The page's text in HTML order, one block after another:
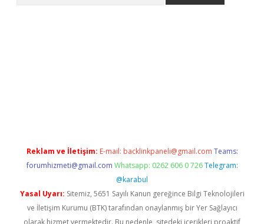
Reklam ve İletişim: E-mail: backlinkpaneli@gmail.com Teams:
forumhizmeti@gmail.com Whatsapp: 0262 606 0 726 Telegram:
@karabul
Yasal Uyarı: Sitemiz, 5651 Sayılı Kanun gereğince Bilgi Teknolojileri
ve İletişim Kurumu (BTK) tarafından onaylanmış bir Yer Sağlayıcı
olarak hizmet vermektedir. Bu nedenle, sitedeki içerikleri proaktif